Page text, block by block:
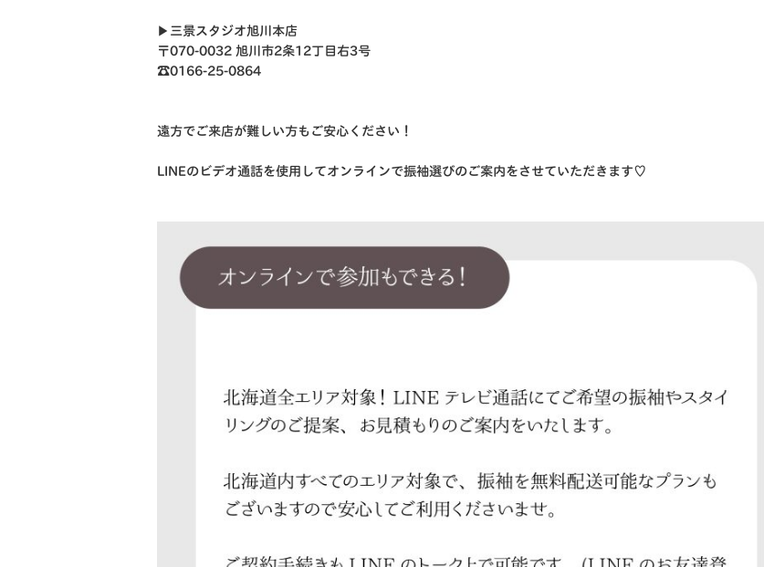
▶︎三景スタジオ旭川本店
〒070-0032 旭川市2条12丁目右3号
☎︎0166-25-0864
遠方でご来店が難しい方もご安心ください！
LINEのビデオ通話を使用してオンラインで振袖選びのご案内をさせていただきます♡